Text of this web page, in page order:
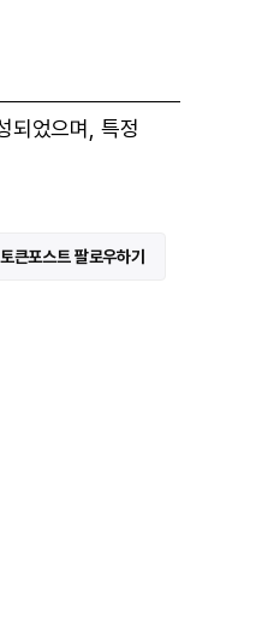
되었으며, 특정
큰포스트 팔로우하기